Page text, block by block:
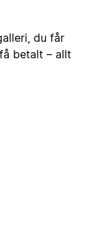
du får
betalt – allt